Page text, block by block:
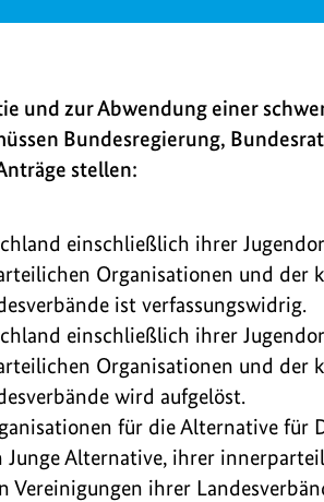
und zur Abwendung einer
Bundesregierung,
stellen:
einschließlich ihrer
Organisationen und der
ist verfassungswidrig.
einschließlich ihrer
Organisationen und der
wird aufgelöst.
für die Alternative für
Junge Alternative, ihrer
Vereinigungen ihrer